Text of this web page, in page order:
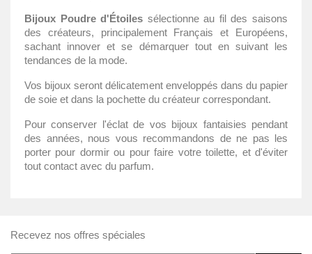
Bijoux Poudre d'Étoiles sélectionne au fil des saisons
des créateurs, principalement Français et Européens,
sachant innover et se démarquer tout en suivant les
tendances de la mode.
Vos bijoux seront délicatement enveloppés dans du papier
de soie et dans la pochette du créateur correspondant.
Pour conserver l'éclat de vos bijoux fantaisies pendant
des années, nous vous recommandons de ne pas les
porter pour dormir ou pour faire votre toilette, et d'éviter
tout contact avec du parfum.
Recevez nos offres spéciales